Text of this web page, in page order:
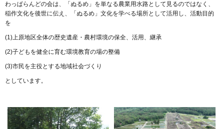
わっぱらんどの会は、「ぬるめ」を単なる農業用水路として見るのではなく、
稲作文化を後世に伝え、「ぬるめ」文化を学べる場所として活用し、活動目的
を
(1)上原地区全体の歴史遺産・農村環境の保全、活用、継承
(2)子どもを健全に育む環境教育の場の整備
(3)市民を主役とする地域社会づくり
としています。